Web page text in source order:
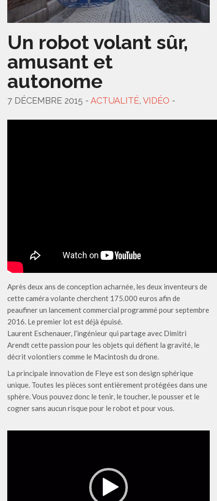
Un robot volant sûr,
amusant et
autonome
7 DÉCEMBRE 2015 - ACTUALITÉ, VIDÉO -
Après deux ans de conception acharnée, les deux inventeurs de
cette caméra volante cherchent 175.000 euros afin de
peaufiner un lancement commercial programmé pour septembre
2016. Le premier lot est déjà épuisé.
Laurent Eschenauer, l’ingénieur qui partage avec Dimitri
Arendt cette passion pour les objets qui défient la gravité, le
décrit volontiers comme le Macintosh du drone.
La principale innovation de Fleye est son design sphérique
unique. Toutes les pièces sont entièrement protégées dans une
sphère. Vous pouvez donc le tenir, le toucher, le pousser et le
cogner sans aucun risque pour le robot et pour vous.